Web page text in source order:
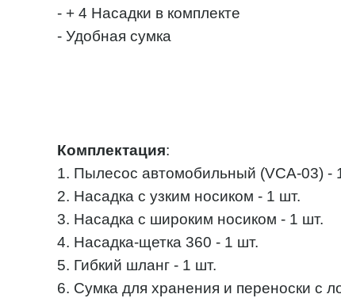
- + 4 Насадки в комплекте
- Удобная сумка
Комплектация:
1. Пылесос автомобильный (VCA-03) -
2. Насадка с узким носиком - 1 шт.
3. Насадка с широким носиком - 1 шт.
4. Насадка-щетка 360 - 1 шт.
5. Гибкий шланг - 1 шт.
6. Сумка для хранения и переноски с